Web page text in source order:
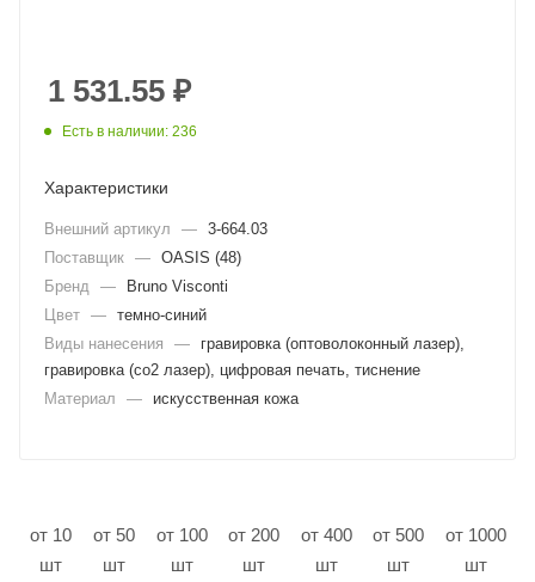
1 531.55 ₽
Есть в наличии: 236
Характеристики
Внешний артикул — 3-664.03
Поставщик — OASIS (48)
Бренд
—
Bruno Visconti
Цвет — темно-синий
Виды нанесения
—
гравировка (оптоволоконный лазер),
гравировка (co2 лазер), цифровая печать, тиснение
Материал
— искусственная кожа
от 10
шт
от 50
шт
от 100
шт
от 200
шт
от 400
шт
от 500
шт
от 1000
шт